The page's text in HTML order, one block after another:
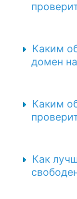
Каким
домен
Каким
Как